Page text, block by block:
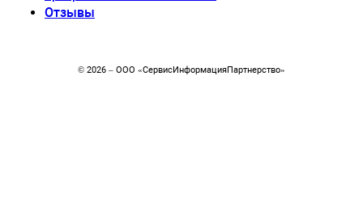
Отзывы
© 2026 – ООО «CервисИнформацияПартнерство»